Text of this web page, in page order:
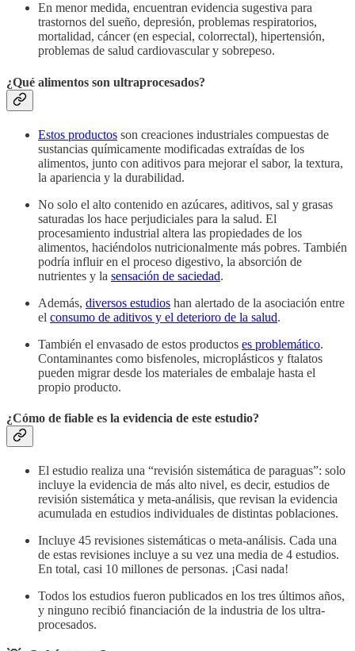
En menor medida, encuentran evidencia sugestiva para
trastornos del sueño, depresión, problemas respiratorios,
mortalidad, cáncer (en especial, colorrectal), hipertensión,
problemas de salud cardiovascular y sobrepeso.
¿Qué alimentos son ultraprocesados?
Estos productos son creaciones industriales compuestas de
sustancias químicamente modificadas extraídas de los
alimentos, junto con aditivos para mejorar el sabor, la textura,
la apariencia y la durabilidad.
No solo el alto contenido en azúcares, aditivos, sal y grasas
saturadas los hace perjudiciales para la salud. El
procesamiento industrial altera las propiedades de los
alimentos, haciéndolos nutricionalmente más pobres. También
podría influir en el proceso digestivo, la absorción de
nutrientes y la sensación de saciedad.
Además, diversos estudios han alertado de la asociación entre
el consumo de aditivos y el deterioro de la salud.
También el envasado de estos productos es problemático.
Contaminantes como bisfenoles, microplásticos y ftalatos
pueden migrar desde los materiales de embalaje hasta el
propio producto.
¿Cómo de fiable es la evidencia de este estudio?
El estudio realiza una “revisión sistemática de paraguas”: solo
incluye la evidencia de más alto nivel, es decir, estudios de
revisión sistemática y meta-análisis, que revisan la evidencia
acumulada en estudios individuales de distintas poblaciones.
Incluye 45 revisiones sistemáticas o meta-análisis. Cada una
de estas revisiones incluye a su vez una media de 4 estudios.
En total, casi 10 millones de personas. ¡Casi nada!
Todos los estudios fueron publicados en los tres últimos años,
y ninguno recibió financiación de la industria de los ultra-
procesados.